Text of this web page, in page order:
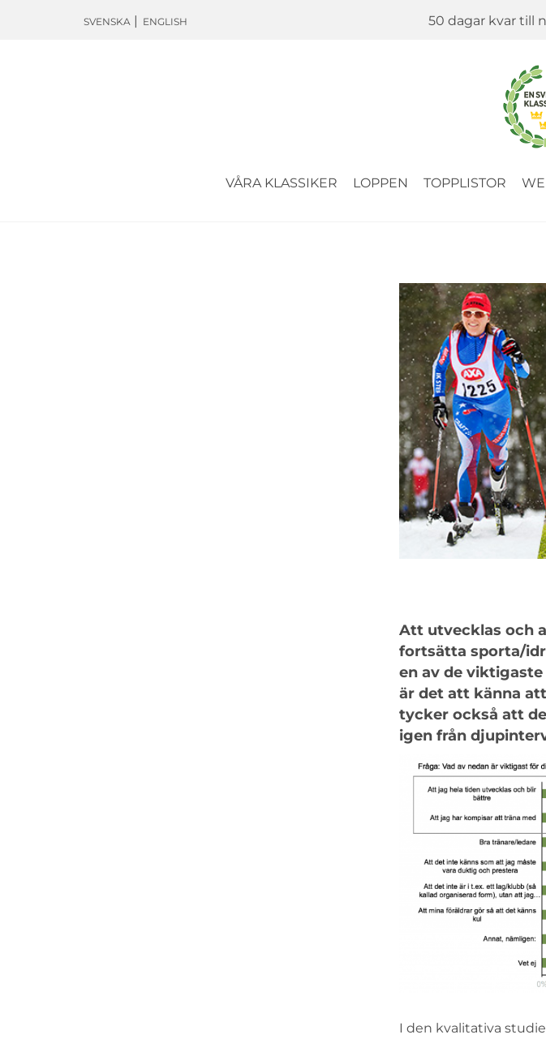
SVENSKA ENGLISH 50 dagar kvar till
VÅRA KLASSIKER LOPPEN TOPPLISTOR
Att utvecklas och
fortsätta sporta/
en av de
är det att känna
tycker också att
igen från
I den kvalitativa